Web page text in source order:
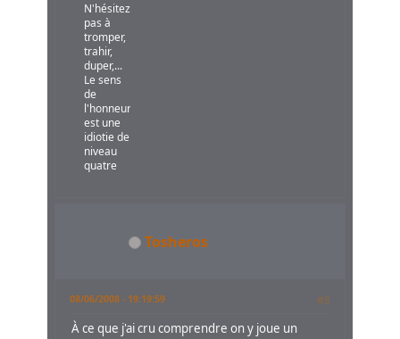
N'hésitez
pas à
tromper,
trahir,
duper,...
Le sens
de
l'honneur
est une
idiotie de
niveau
quatre
Tosheros
08/06/2008 - 19:19:59 #5
À ce que j'ai cru comprendre on y joue un